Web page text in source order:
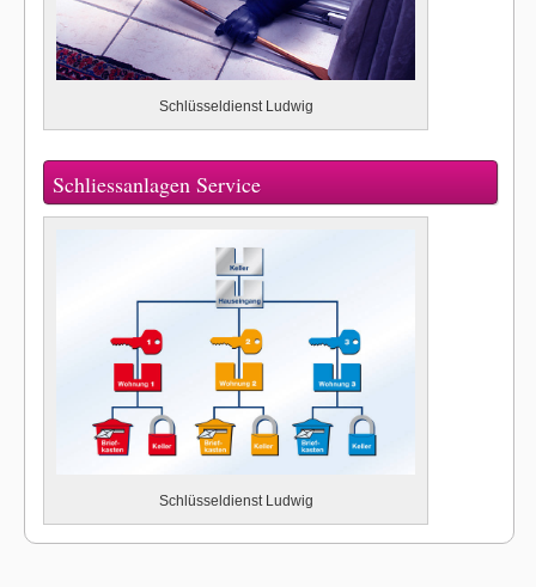
Schlüsseldienst Ludwig
Schliessanlagen Service
Schlüsseldienst Ludwig